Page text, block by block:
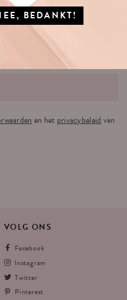
NIEUWSBRIEF
en het privacybeleid van
VOLG ONS
Facebook
Instagram
Twitter
Pinterest